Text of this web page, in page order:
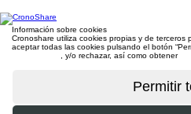
Información sobre cookies
Cronoshare utiliza cookies propias y de terceros
aceptar todas las cookies pulsando el botón
, y/o rechazar, así como obtener